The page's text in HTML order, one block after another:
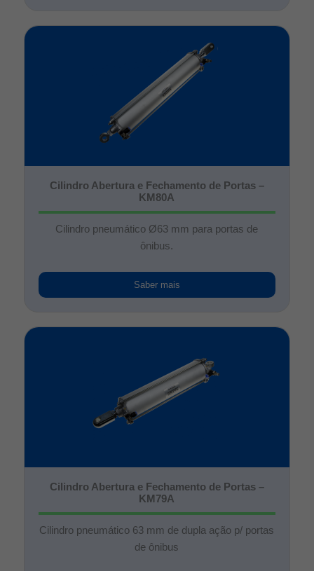
Cilindro Abertura e Fechamento de Portas –
KM80A
Cilindro pneumático Ø63 mm para portas de
ônibus.
Saber mais
Cilindro Abertura e Fechamento de Portas –
KM79A
Cilindro pneumático 63 mm de dupla ação p/ portas
de ônibus